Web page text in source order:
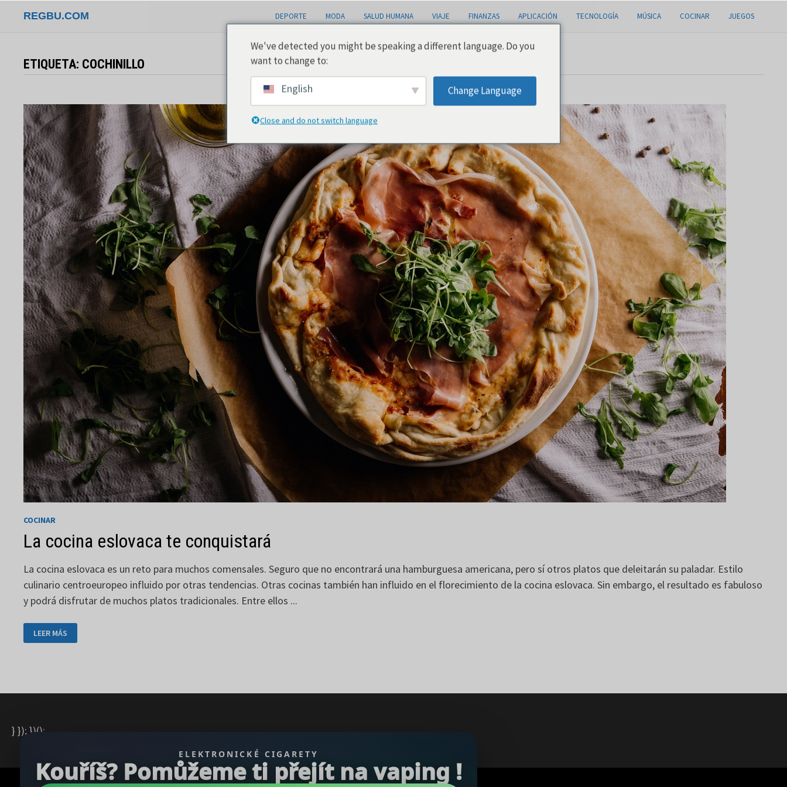
REGBU.COM DEPORTE MODA SALUD HUMANA VIAJE FINANZAS APLICACIÓN TECNOLOGÍA MÚSICA COCINAR JUEGOS
ETIQUETA: COCHINILLO
COCINAR
La cocina eslovaca te conquistará
La cocina eslovaca es un reto para muchos comensales. Seguro que no encontrará una hamburguesa americana, pero sí otros platos que deleitarán su paladar. Estilo
culinario centroeuropeo influido por otras tendencias. Otras cocinas también han influido en el florecimiento de la cocina eslovaca. Sin embargo, el resultado es fabuloso
y podrá disfrutar de muchos platos tradicionales. Entre ellos ...
COCINA
ESLOVACA
LEER MÁS
ELEKTRONICKÉ CIGARETY
Kouříš? Pomůžeme ti přejít na vaping !
} }); })();
We've detected you might be speaking a different language. Do you
want to change to:
English Change Language
Close and do not switch language